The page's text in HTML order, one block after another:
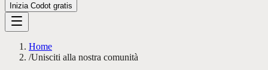
Inizia Codot gratis
Home
/Unisciti alla nostra comunità